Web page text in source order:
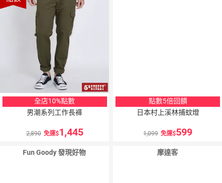
全店10%點數
男潮系列工作長褲
2,890 免運 1,445
點數5倍回饋
日本村上溪林捕蚊燈
1,099 免運 599
Fun Goody 發現好物 摩達客